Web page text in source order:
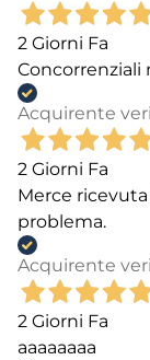
2 Giorni Fa
Concorrenziali
Acquirente
2 Giorni Fa
Merce
problema.
Acquirente
2 Giorni Fa
aaaaaaaa